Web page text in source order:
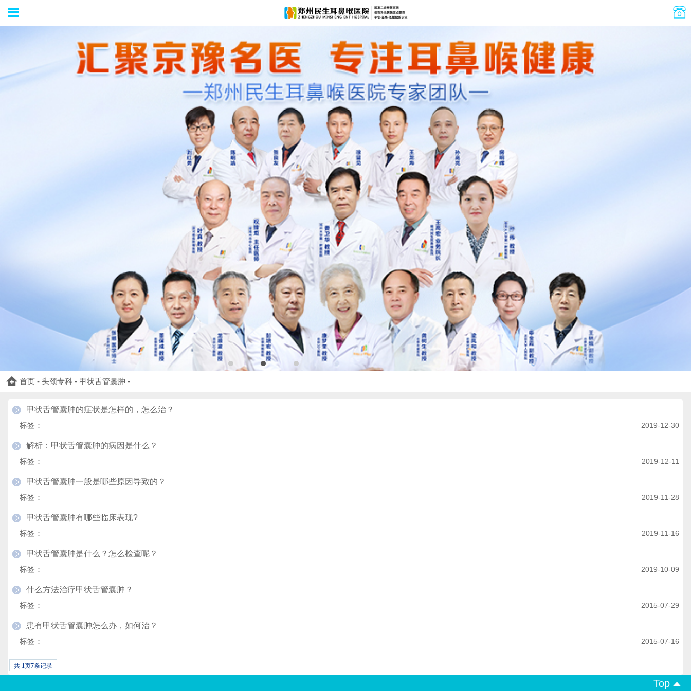
首页 - 头颈专科 - 甲状舌管囊肿 -
甲状舌管囊肿的症状是怎样的，怎么治？
标签：
2019-12-30
解析：甲状舌管囊肿的病因是什么？
标签：
2019-12-11
甲状舌管囊肿一般是哪些原因导致的？
标签：
2019-11-28
甲状舌管囊肿有哪些临床表现?
标签：
2019-11-16
甲状舌管囊肿是什么？怎么检查呢？
标签：
2019-10-09
什么方法治疗甲状舌管囊肿？
标签：
2015-07-29
患有甲状舌管囊肿怎么办，如何治？
标签：
2015-07-16
共 1页7条记录
Top